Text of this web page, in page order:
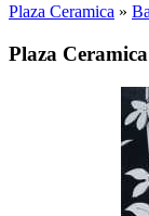
Plaza Ceramica »
Plaza